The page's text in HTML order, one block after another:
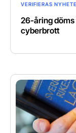
VERIFIERAS
26-åring
cyberbrott